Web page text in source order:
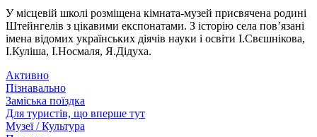
У місцевій школі розміщена кімната-музей присвячена родині
Штейнгелів з цікавими експонатами. З історію села пов’язані
імена відомих українських діячів науки і освіти І.Свєшнікова,
І.Куліша, І.Носмаля, Я.Дідуха.
Активно
Пізнавально
Заміська поїздка
Для туристів, що вперше тут
Музеї / Культура